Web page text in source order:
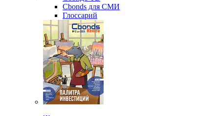
Новости & Research Hub
Новости рынка
Research Hub
Сбондс-ТВ
Cbonds для СМИ
Глоссарий